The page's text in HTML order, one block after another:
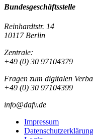
Bundesgeschäftsstelle
Reinhardtstr. 14
10117 Berlin
Zentrale:
+49 (0) 30 97104379
Fragen zum digitalen
+49 (0) 30 97104399
info@dafv.de
Impressum
Datenschutzerklärung